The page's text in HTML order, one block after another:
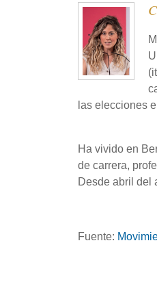
las elecciones
Ha vivido en
de carrera,
Desde abril del
Fuente: